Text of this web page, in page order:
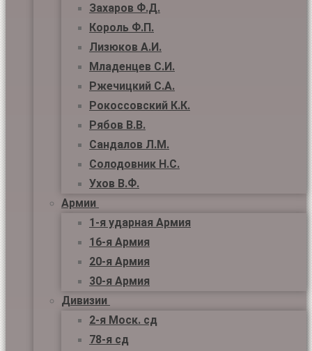
Захаров Ф.Д.
Король Ф.П.
Лизюков А.И.
Младенцев С.И.
Ржечицкий С.А.
Рокоссовский К.К.
Рябов В.В.
Сандалов Л.М.
Солодовник Н.С.
Ухов В.Ф.
Армии
1-я ударная Армия
16-я Армия
20-я Армия
30-я Армия
Дивизии
2-я Моск. сд
78-я сд